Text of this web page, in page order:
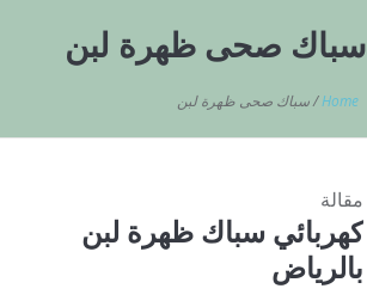
سباك صحى ظهرة لبن
Home
/سباك صحى ظهرة لبن
مقالة
كهربائي سباك ظهرة لبن
بالرياض